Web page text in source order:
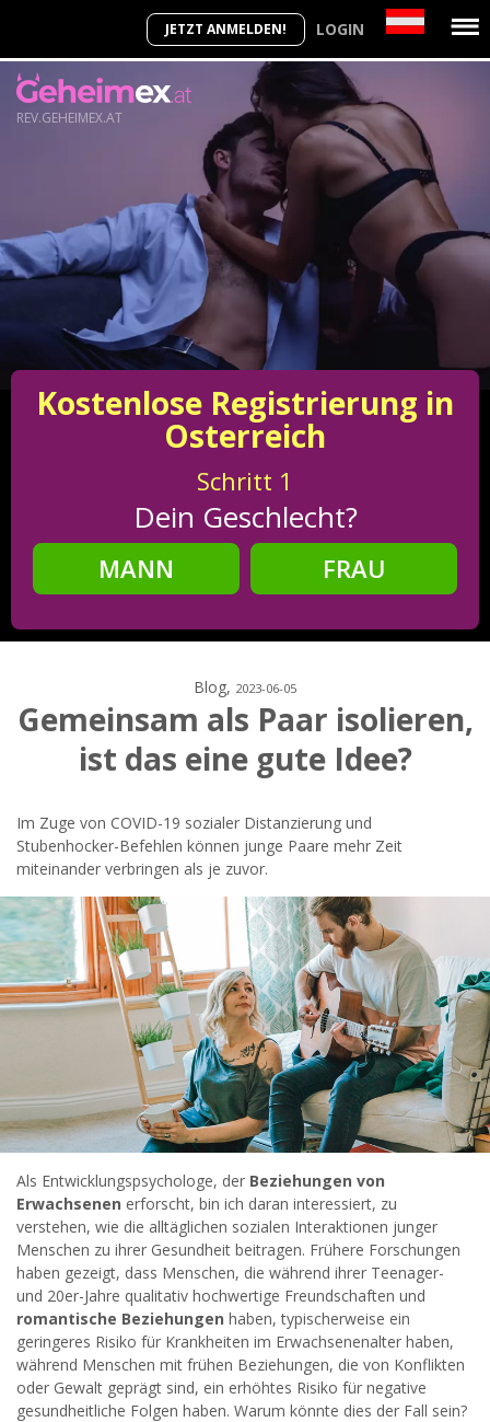
JETZT ANMELDEN! LOGIN
REV.GEHEIMEX.AT
Kostenlose Registrierung in
Osterreich
Schritt 1
Dein Geschlecht?
MANN
FRAU
Schritt2
Schritt3
Deine E-Mail?
Mit meiner Anmeldung erkläre ich mich mit den
Nutzungsbedingungen
und derDatenschutzerklärung
einverstanden. Ich erhalte Informationen und Angebote des
Betreibers per E-Mail, der Zusendung kann ich jederzeit
widersprechen.
JETZT ANMELDEN!
Blog, 2023-06-05
Gemeinsam als Paar isolieren,
ist das eine gute Idee?
Im Zuge von COVID-19 sozialer Distanzierung und
Stubenhocker-Befehlen können junge Paare mehr Zeit
miteinander verbringen als je zuvor.
Als Entwicklungspsychologe, der Beziehungen von
Erwachsenen erforscht, bin ich daran interessiert, zu
verstehen, wie die alltäglichen sozialen Interaktionen junger
Menschen zu ihrer Gesundheit beitragen. Frühere Forschungen
haben gezeigt, dass Menschen, die während ihrer Teenager-
und 20er-Jahre qualitativ hochwertige Freundschaften und
romantische Beziehungen haben, typischerweise ein
geringeres Risiko für Krankheiten im Erwachsenenalter haben,
während Menschen mit frühen Beziehungen, die von Konflikten
oder Gewalt geprägt sind, ein erhöhtes Risiko für negative
gesundheitliche Folgen haben. Warum könnte dies der Fall sein?